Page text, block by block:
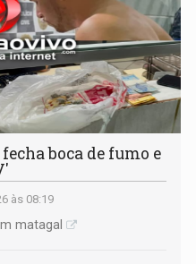
boca de fumo e
às 08:19
matagal